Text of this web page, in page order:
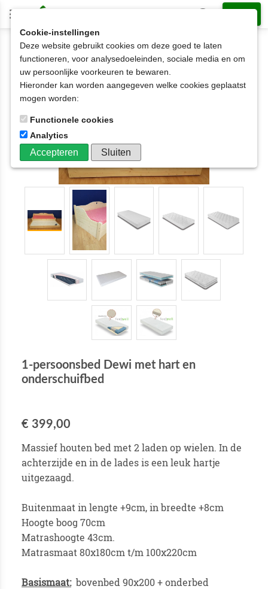
1-persoonsbedden met slaaplade
1 persoonsbed met onderschuifbed
1-persoonsbed Dewi met hart en onderschuifbed
1-persoonsbed Dewi met hart en
onderschuifbed
€ 399,00
Massief houten bed met 2 laden op wielen. In de
achterzijde en in de lades is een leuk hartje
uitgezaagd.
Buitenmaat in lengte +9cm, in breedte +8cm
Hoogte boog 70cm
Matrashoogte 43cm.
Matrasmaat 80x180cm t/m 100x220cm
Basismaat:bovenbed 90x200 + onderbed
Cookie-instellingen
Deze website gebruikt cookies om deze goed te laten
functioneren, voor analysedoeleinden, sociale media en om
uw persoonlijke voorkeuren te bewaren.
Hieronder kan worden aangegeven welke cookies geplaatst
mogen worden:
Functionele cookies
Analytics
Accepteren Sluiten